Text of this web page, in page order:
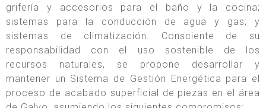
grifería y accesorios para el baño y la cocina;
sistemas para la conducción de agua y gas; y
sistemas de climatización. Consciente de su
responsabilidad con el uso sostenible de los
recursos naturales, se propone desarrollar y
mantener un Sistema de Gestión Energética para el
proceso de acabado superficial de piezas en el área